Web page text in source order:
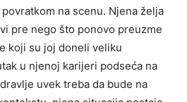
na scenu. Njena želja
pre nego što ponovo preuzme
koji su joj doneli veliku
u njenoj karijeri podseća na
uvek treba da bude na